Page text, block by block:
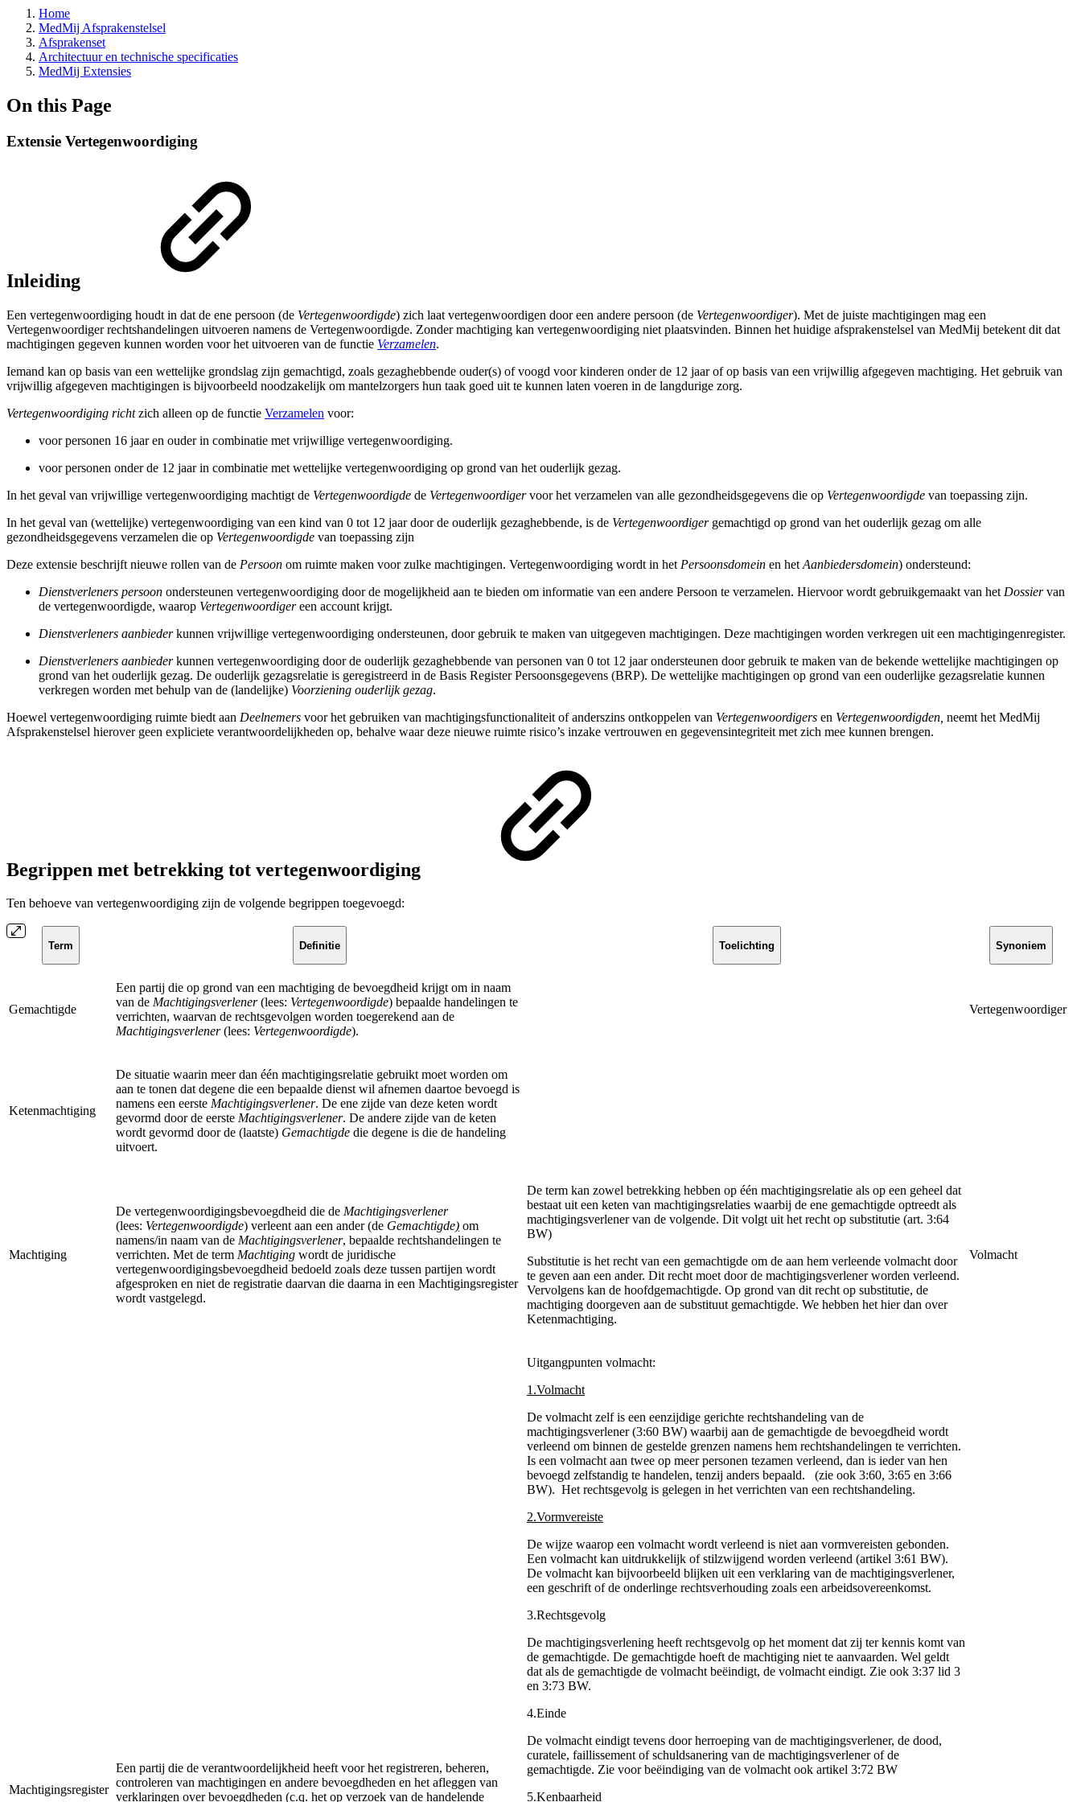
Home
MedMij Afsprakenstelsel
Afsprakenset
Architectuur en technische specificaties
MedMij Extensies
On this Page
Extensie Vertegenwoordiging
Inleiding
Een vertegenwoordiging houdt in dat de ene persoon (de Vertegenwoordigde) zich laat vertegenwoordigen door een andere persoon (de Vertegenwoordiger). Met de juiste machtigingen mag een
Vertegenwoordiger rechtshandelingen uitvoeren namens de Vertegenwoordigde. Zonder machtiging kan vertegenwoordiging niet plaatsvinden. Binnen het huidige afsprakenstelsel van MedMij betekent dit dat
machtigingen gegeven kunnen worden voor het uitvoeren van de functie Verzamelen.
Iemand kan op basis van een wettelijke grondslag zijn gemachtigd, zoals gezaghebbende ouder(s) of voogd voor kinderen onder de 12 jaar of op basis van een vrijwillig afgegeven machtiging. Het gebruik van
vrijwillig afgegeven machtigingen is bijvoorbeeld noodzakelijk om mantelzorgers hun taak goed uit te kunnen laten voeren in de langdurige zorg.
Vertegenwoordiging richtzich alleen op de functie Verzamelen voor:
voor personen 16 jaar en ouder in combinatie met vrijwillige vertegenwoordiging.
voor personen onder de 12 jaar in combinatie met wettelijke vertegenwoordiging op grond van het ouderlijk gezag.
In het geval van vrijwillige vertegenwoordiging machtigt de Vertegenwoordigde de Vertegenwoordigervoor het verzamelen van alle gezondheidsgegevens die op Vertegenwoordigde van toepassing zijn.
In het geval van (wettelijke) vertegenwoordiging van een kind van 0 tot 12 jaar door de ouderlijk gezaghebbende, is de Vertegenwoordigergemachtigd op grond van het ouderlijk gezag om alle
gezondheidsgegevens verzamelen die op Vertegenwoordigde van toepassing zijn
Deze extensie beschrijft nieuwe rollen van de Persoon om ruimte maken voor zulke machtigingen. Vertegenwoordiging wordt in het Persoonsdomein en het Aanbiedersdomein) ondersteund:
Dienstverleners persoon ondersteunen vertegenwoordiging door de mogelijkheid aan te bieden om informatie van een andere Persoon te verzamelen. Hiervoor wordt gebruikgemaakt van het Dossiervan
de vertegenwoordigde, waarop Vertegenwoordigereen account krijgt.
Dienstverleners aanbiederkunnen vrijwillige vertegenwoordiging ondersteunen, door gebruik te maken van uitgegeven machtigingen. Deze machtigingen worden verkregen uit een machtigingenregister.
Dienstverleners aanbiederkunnen vertegenwoordiging door de ouderlijk gezaghebbende van personen van 0 tot 12 jaar ondersteunen door gebruik te maken van de bekende wettelijke machtigingen op
grond van het ouderlijk gezag. De ouderlijk gezagsrelatie is geregistreerd in de Basis Register Persoonsgegevens (BRP). De wettelijke machtigingen op grond van een ouderlijke gezagsrelatie kunnen
verkregen worden met behulp van de (landelijke) Voorziening ouderlijk gezag.
Hoewel vertegenwoordiging ruimte biedt aan Deelnemers voor het gebruiken van machtigingsfunctionaliteit of anderszins ontkoppelen van Vertegenwoordigers en Vertegenwoordigden, neemt het MedMij
Afsprakenstelsel hierover geen expliciete verantwoordelijkheden op, behalve waar deze nieuwe ruimte risico’s inzake vertrouwen en gegevensintegriteit met zich mee kunnen brengen.
Begrippen met betrekking tot vertegenwoordiging
Ten behoeve van vertegenwoordiging zijn de volgende begrippen toegevoegd:
Term Definitie Toelichting Synoniem
Gemachtigde
Een partij die op grond van een machtiging de bevoegdheid krijgt om in naam
van de Machtigingsverlener(lees: Vertegenwoordigde) bepaalde handelingen te
verrichten, waarvan de rechtsgevolgen worden toegerekend aan de
Machtigingsverlener(lees: Vertegenwoordigde).
Vertegenwoordiger
Ketenmachtiging
De situatie waarin meer dan één machtigingsrelatie gebruikt moet worden om
aan te tonen dat degene die een bepaalde dienst wil afnemen daartoe bevoegd is
namens een eerste Machtigingsverlener. De ene zijde van deze keten wordt
gevormd door de eerste Machtigingsverlener. De andere zijde van de keten
wordt gevormd door de (laatste) Gemachtigde die degene is die de handeling
uitvoert.
Machtiging
De vertegenwoordigingsbevoegdheid die de Machtigingsverlener
(lees: Vertegenwoordigde) verleent aan een ander (de Gemachtigde) om
namens/in naam van de Machtigingsverlener, bepaalde rechtshandelingen te
verrichten. Met de term Machtiging wordt de juridische
vertegenwoordigingsbevoegdheid bedoeld zoals deze tussen partijen wordt
afgesproken en niet de registratie daarvan die daarna in een Machtigingsregister
wordt vastgelegd.
De term kan zowel betrekking hebben op één machtigingsrelatie als op een geheel dat
bestaat uit een keten van machtigingsrelaties waarbij de ene gemachtigde optreedt als
machtigingsverlener van de volgende. Dit volgt uit het recht op substitutie (art. 3:64
BW)
Substitutie is het recht van een gemachtigde om de aan hem verleende volmacht door
te geven aan een ander. Dit recht moet door de machtigingsverlener worden verleend.
Vervolgens kan de hoofdgemachtigde. Op grond van dit recht op substitutie, de
machtiging doorgeven aan de substituut gemachtigde. We hebben het hier dan over
Ketenmachtiging.
Volmacht
Machtigingsregister
Een partij die de verantwoordelijkheid heeft voor het registreren, beheren,
controleren van machtigingen en andere bevoegdheden en het afleggen van
verklaringen over bevoegdheden (c.q. het op verzoek van de handelende
Uitgangpunten volmacht:
1.Volmacht
De volmacht zelf is een eenzijdige gerichte rechtshandeling van de
machtigingsverlener (3:60 BW) waarbij aan de gemachtigde de bevoegdheid wordt
verleend om binnen de gestelde grenzen namens hem rechtshandelingen te verrichten.
Is een volmacht aan twee op meer personen tezamen verleend, dan is ieder van hen
bevoegd zelfstandig te handelen, tenzij anders bepaald. (zie ook 3:60, 3:65 en 3:66
BW). Het rechtsgevolg is gelegen in het verrichten van een rechtshandeling.
2.Vormvereiste
De wijze waarop een volmacht wordt verleend is niet aan vormvereisten gebonden.
Een volmacht kan uitdrukkelijk of stilzwijgend worden verleend (artikel 3:61 BW).
De volmacht kan bijvoorbeeld blijken uit een verklaring van de machtigingsverlener,
een geschrift of de onderlinge rechtsverhouding zoals een arbeidsovereenkomst.
3.Rechtsgevolg
De machtigingsverlening heeft rechtsgevolg op het moment dat zij ter kennis komt van
de gemachtigde. De gemachtigde hoeft de machtiging niet te aanvaarden. Wel geldt
dat als de gemachtigde de volmacht beëindigt, de volmacht eindigt. Zie ook 3:37 lid 3
en 3:73 BW.
4.Einde
De volmacht eindigt tevens door herroeping van de machtigingsverlener, de dood,
curatele, faillissement of schuldsanering van de machtigingsverlener of de
gemachtigde. Zie voor beëindiging van de volmacht ook artikel 3:72 BW
5.Kenbaarheid